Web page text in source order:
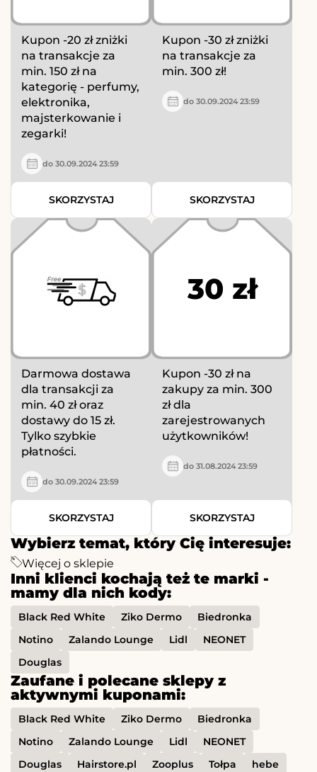
Wybierz temat, który Cię interesuje:
Więcej o sklepie
Inni klienci kochają też te marki -
mamy dla nich kody:
Black Red White Ziko Dermo
Biedronka
Notino
Zalando Lounge Lidl
NEONET
Douglas
Zaufane i polecane sklepy z
aktywnymi kuponami:
Black Red White Ziko Dermo
Biedronka
Notino
Zalando Lounge Lidl
NEONET
Douglas
Hairstore.pl Zooplus Tołpa
hebe
Kupon -20 zł zniżki
na transakcje za
min. 150 zł na
kategorię - perfumy,
elektronika,
majsterkowanie i
zegarki!
do 30.09.2024 23:59
SKORZYSTAJ
Kupon -30 zł zniżki
na transakcje za
min. 300 zł!
do 30.09.2024 23:59
SKORZYSTAJ
Darmowa dostawa
dla transakcji za
min. 40 zł oraz
dostawy do 15 zł.
Tylko szybkie
płatności.
do 30.09.2024 23:59
SKORZYSTAJ
30 zł
Kupon -30 zł na
zakupy za min. 300
zł dla
zarejestrowanych
użytkowników!
do 31.08.2024 23:59
SKORZYSTAJ